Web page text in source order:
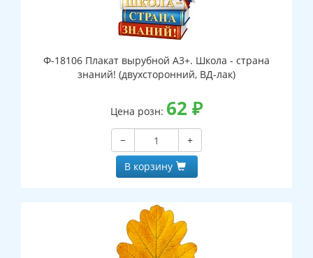
Ф-18106 Плакат вырубной А3+. Школа - страна
знаний! (двухсторонний, ВД-лак)
Цена розн: 62 ₽
−
+
В корзину